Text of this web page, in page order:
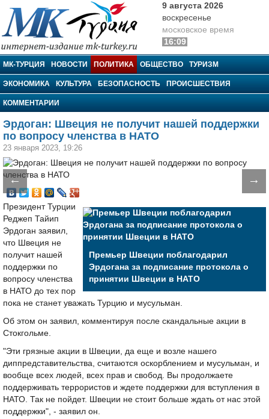
МК-Турция
9 августа 2026
воскресенье
московское время
16:09
МК-ТУРЦИЯ НОВОСТИ ПОЛИТИКА ОБЩЕСТВО ТУРИЗМ
ЭКОНОМИКА КУЛЬТУРА БЕЗОПАСНОСТЬ ПРОИСШЕСТВИЯ
КОММЕНТАРИИ
Эрдоган: Швеция не получит нашей поддержки
по вопросу членства в НАТО
23 января 2023, 19:26
← →
Премьер Швеции поблагодарил
Эрдогана за подписание протокола о
принятии Швеции в НАТО
Президент Турции
Реджеп Тайип
Эрдоган заявил,
что Швеция не
получит нашей
поддержки по
вопросу членства
в НАТО до тех пор
пока не станет уважать Турцию и мусульман.
Об этом он заявил, комментируя после скандальные акции в
Стокгольме.
"Эти грязные акции в Швеции, да еще и возле нашего
диппредставительства, считаются оскорблением и мусульман, и
вообще всех людей, всех прав и свобод. Вы продолжаете
поддерживать террористов и ждете поддержки для вступления в
НАТО. Так не пойдет. Швеции не стоит больше ждать от нас этой
поддержки", - заявил он.